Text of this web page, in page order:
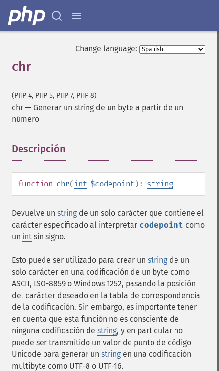
Change language:
chr
(PHP 4, PHP 5, PHP 7, PHP 8)
chr — Generar un string de un byte a partir de un
número
Descripción
function chr( int $codepoint ): string
Devuelve un string de un solo carácter que contiene el
carácter especificado al interpretar codepoint como
un int sin signo.
Esto puede ser utilizado para crear un string de un
solo carácter en una codificación de un byte como
ASCII, ISO-8859 o Windows 1252, pasando la posición
del carácter deseado en la tabla de correspondencia
de la codificación. Sin embargo, es importante tener
en cuenta que esta función no es consciente de
ninguna codificación de string, y en particular no
puede ser transmitido un valor de punto de código
Unicode para generar un string en una codificación
multibyte como UTF-8 o UTF-16.